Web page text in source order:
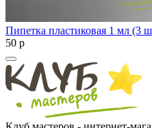
Пипетка пластиковая 1 мл (3
50 p